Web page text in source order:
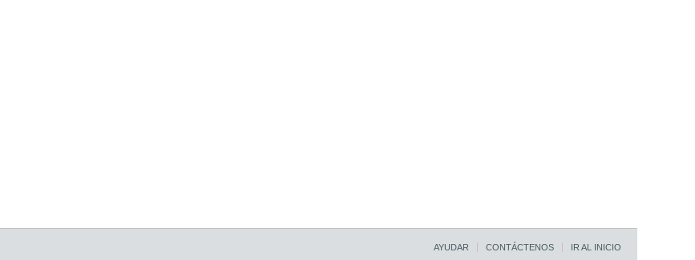
AYUDAR CONTÁCTENOS IR AL INICIO